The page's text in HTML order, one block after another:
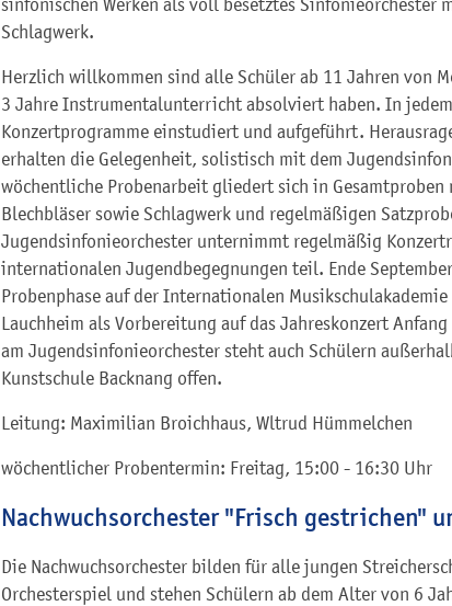
sinfonischen Werken als voll besetztes Sinfonieorchester
Schlagwerk.
Herzlich willkommen sind alle Schüler ab 11 Jahren von
3 Jahre Instrumentalunterricht absolviert haben. In
Konzertprogramme einstudiert und aufgeführt.
erhalten die Gelegenheit, solistisch mit dem
wöchentliche Probenarbeit gliedert sich in
Blechbläser sowie Schlagwerk und regelmäßigen
Jugendsinfonieorchester unternimmt regelmäßig
internationalen Jugendbegegnungen teil. Ende
Probenphase auf der Internationalen
Lauchheim als Vorbereitung auf das Jahreskonzert
am Jugendsinfonieorchester steht auch Schülern
Kunstschule Backnang offen.
Leitung: Maximilian Broichhaus, Wltrud Hümmelchen
wöchentlicher Probentermin: Freitag, 15:00 - 16:30 Uhr
Nachwuchsorchester "Frisch gestrichen"
Die Nachwuchsorchester bilden für alle jungen
Orchesterspiel und stehen Schülern ab dem Alter von 6